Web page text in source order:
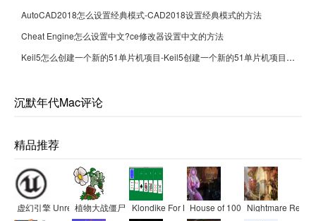
AutoCAD2018怎么设置经典模式-CAD2018设置经典模式的方法
Cheat Engine怎么设置中文?ce修改器设置中文的方法
Keil5怎么创建一个新的51单片机项目-Keil5创建一个新的51单片机项目的方法
沉默年代Mac评论
精品推荐
虚幻引擎 Unreal Engine 4 Mac
植物大战僵尸 For MacKlondike For MacHouse of 1000 DoorsNightmare Realm